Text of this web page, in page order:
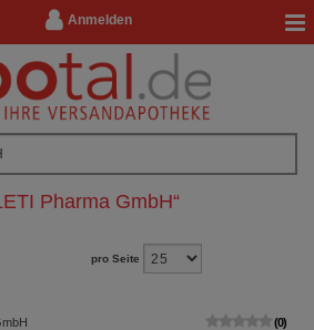
Anmelden
Pharma GmbH“
pro Seite
0